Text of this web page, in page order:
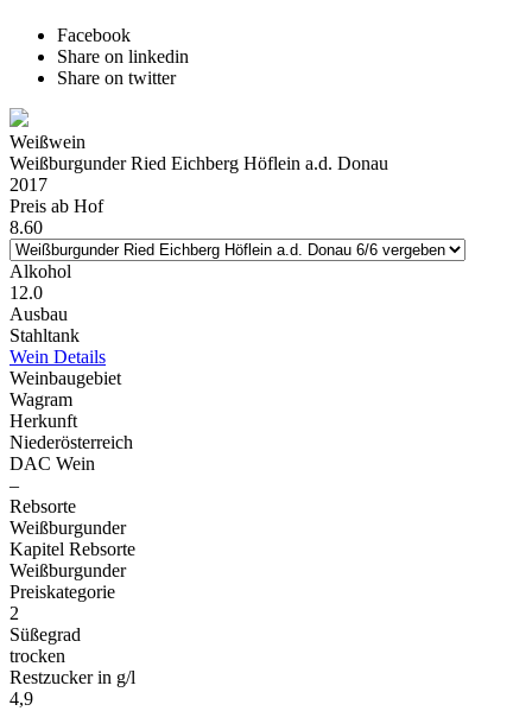
Facebook
Share on linkedin
Share on twitter
Weißwein
Weißburgunder Ried Eichberg Höflein a.d. Donau
2017
Preis ab Hof
8.60
Alkohol
12.0
Ausbau
Stahltank
Wein Details
Weinbaugebiet
Wagram
Herkunft
Niederösterreich
DAC Wein
–
Rebsorte
Weißburgunder
Kapitel Rebsorte
Weißburgunder
Preiskategorie
2
Süßegrad
trocken
Restzucker in g/l
4,9